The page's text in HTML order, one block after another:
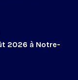
2026 à Notre-